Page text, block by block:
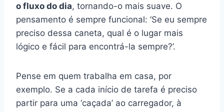
o fluxo do dia, tornando-o mais suave. O
pensamento é sempre funcional: ‘Se eu sempre
preciso dessa caneta, qual é o lugar mais
lógico e fácil para encontrá-la sempre?’.
Pense em quem trabalha em casa, por
exemplo. Se a cada início de tarefa é preciso
partir para uma ‘caçada’ ao carregador, à